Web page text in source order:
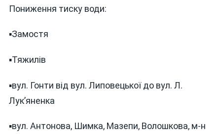
Пониження тиску води:
▪️Замостя
▪️Тяжилів
▪️вул. Гонти від вул. Липовецької до вул. Л.
Лукʼяненка
▪️вул. Антонова, Шимка, Мазепи, Волошкова, м-н